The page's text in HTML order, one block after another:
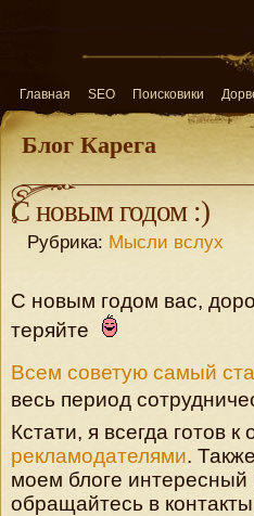
Главная SEO Поисковики
Блог Карега
С новым годом :)
Рубрика: Мысли вслух
С новым годом вас,
теряйте
Всем советую самый
весь период
Кстати, я всегда готов
рекламодателями.
моем блоге
обращайтесь в